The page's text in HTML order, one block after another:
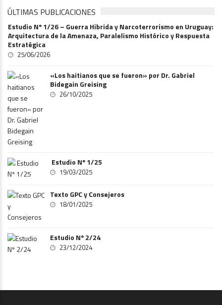
ÚLTIMAS PUBLICACIONES
Estudio Nº 1/26 – Guerra Hibrida y Narcoterrorismo en Uruguay:
Arquitectura de la Amenaza, Paralelismo Histórico y Respuesta
Estratégica
25/06/2026
«Los haitianos que se fueron» por Dr. Gabriel
Bidegain Greising
26/10/2025
Estudio Nº 1/25
19/03/2025
Texto GPC y Consejeros
18/01/2025
Estudio Nº 2/24
23/12/2024